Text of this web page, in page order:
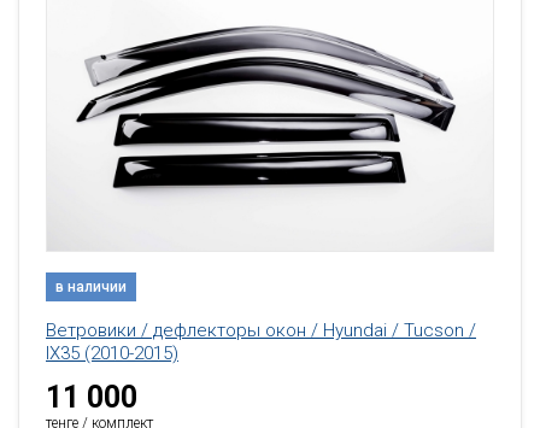
в наличии
Ветровики / дефлекторы окон / Hyundai / Tucson /
IX35 (2010-2015)
11 000
тенге / комплект